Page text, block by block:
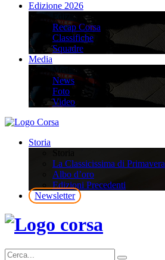
Edizione 2026
Edizione 2026
Recap Corsa
Classifiche
Squadre
Media
Media
News
Foto
Video
Storia
La Classicissima di Primavera
Albo d’oro
Edizioni Precedenti
Newsletter